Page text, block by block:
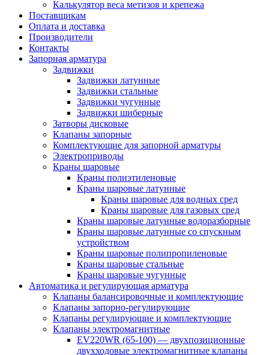
Калькулятор веса метизов и крепежа
Поставщикам
Оплата и доставка
Производители
Контакты
Запорная арматура
Задвижки
Задвижки латунные
Задвижки стальные
Задвижки чугунные
Задвижки шиберные
Затворы дисковые
Клапаны запорные
Комплектующие для запорной арматуры
Электроприводы
Краны шаровые
Краны полиэтиленовые
Краны шаровые латунные
Краны шаровые для водных сред
Краны шаровые для газовых сред
Краны шаровые латунные водоразборные
Краны шаровые латунные со спускным
устройством
Краны шаровые полипропиленовые
Краны шаровые стальные
Краны шаровые чугунные
Автоматика и регулирующая арматура
Клапаны балансировочные и комплектующие
Клапаны запорно-регулирующие
Клапаны регулирующие и комплектующие
Клапаны электромагнитные
EV220WR (65-100) — двухпозиционные
двухходовые электромагнитные клапаны